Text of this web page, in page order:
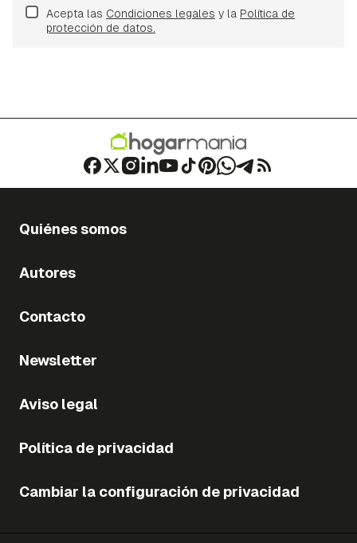
Acepta las Condiciones legales y la Política de
protección de datos.
Quiénes somos
Autores
Contacto
Newsletter
Aviso legal
Política de privacidad
Cambiar la configuración de privacidad